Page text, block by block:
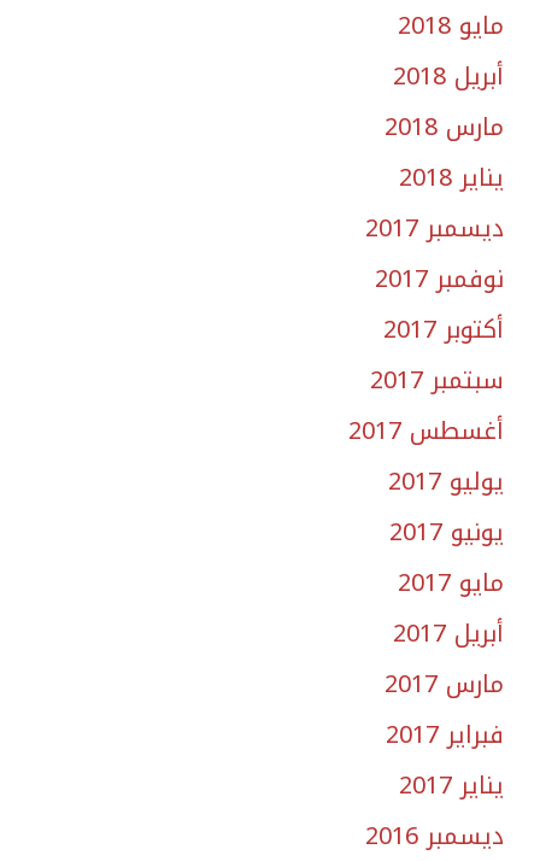
مايو 2018
أبريل 2018
مارس 2018
يناير 2018
ديسمبر 2017
نوفمبر 2017
أكتوبر 2017
سبتمبر 2017
أغسطس 2017
يوليو 2017
يونيو 2017
مايو 2017
أبريل 2017
مارس 2017
فبراير 2017
يناير 2017
ديسمبر 2016